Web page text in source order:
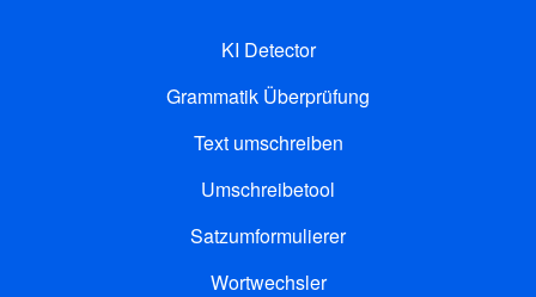
KI Detector
Grammatik Überprüfung
Text umschreiben
Umschreibetool
Satzumformulierer
Wortwechsler